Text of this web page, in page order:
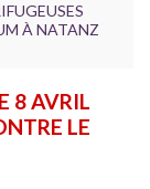
À NATANZ
8 AVRIL
LE